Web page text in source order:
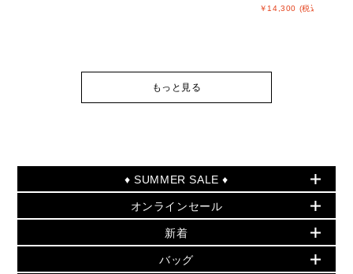
￥14,300 (税込)
もっと見る
♦ SUMMER SALE ♦
セールおすすめアイテム
▶ ウィメンズ
バッグ
オンラインセール
PRODUCT OF THE MONTH - 今月の特別価格
再値下げアイテム
新着
夏のスタイル
バッグ